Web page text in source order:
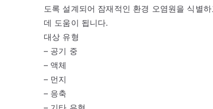
도록 설계되어 잠재적인 환경 오염원을 식별
데 도움이 됩니다.
대상 유형
– 공기 중
– 액체
– 먼지
– 응축